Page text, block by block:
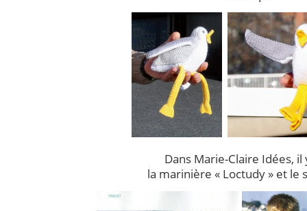
Dans Marie-Claire Idées, il
la marinière « Loctudy » et le